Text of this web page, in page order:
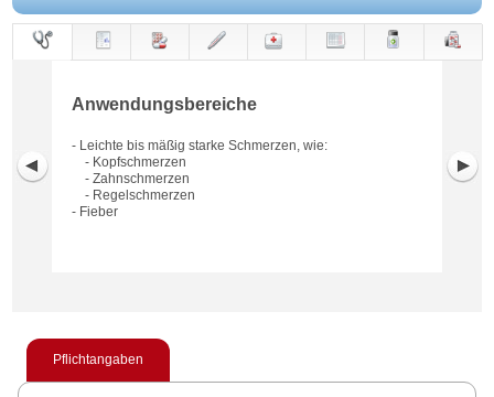
Anwendungsbereiche
- Leichte bis mäßig starke Schmerzen, wie:
- Kopfschmerzen
- Zahnschmerzen
- Regelschmerzen
- Fieber
Pflichtangaben